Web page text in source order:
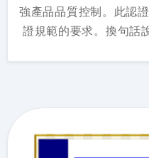
強產品品質控制。此認
證規範的要求。換句話